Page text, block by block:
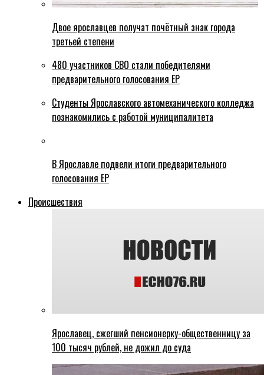
Двое ярославцев получат почётный знак города
третьей степени
480 участников СВО стали победителями
предварительного голосования ЕР
Студенты Ярославского автомеханического колледжа
познакомились с работой муниципалитета
В Ярославле подвели итоги предварительного
голосования ЕР
Происшествия
Ярославец, сжегший пенсионерку-общественницу за
100 тысяч рублей, не дожил до суда